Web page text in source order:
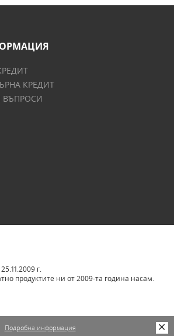
КРЕДИТ
ВЪПРОСИ
г.
продуктите ни от 2009-та година насам.
Подробна информация